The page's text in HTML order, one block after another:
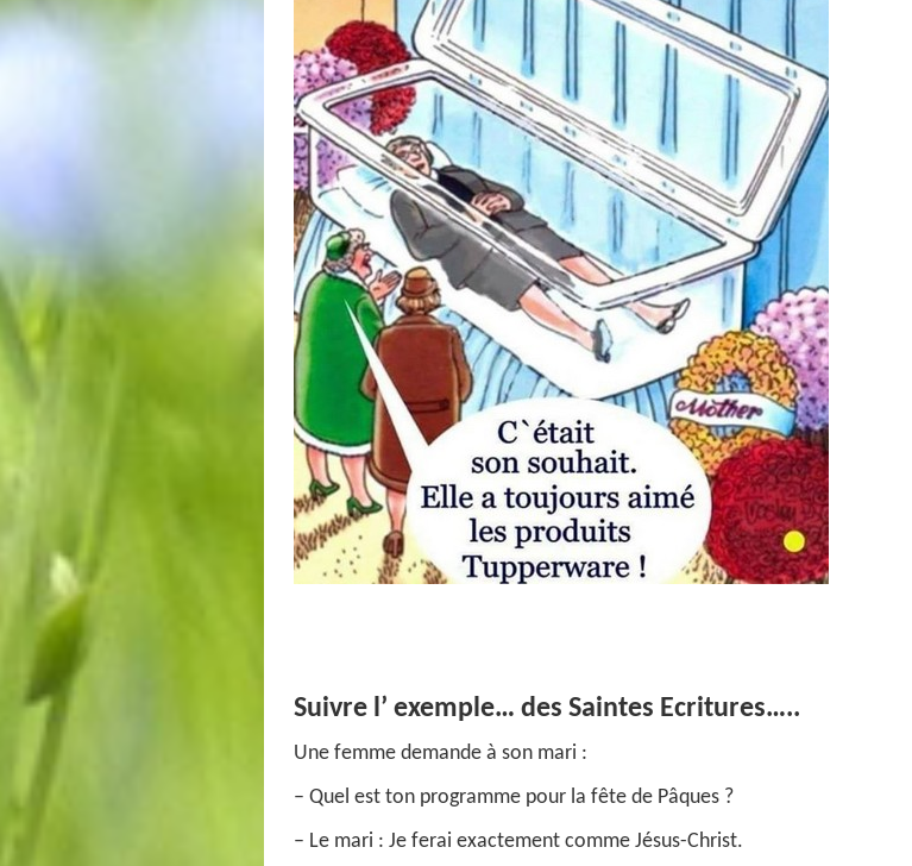
Suivre l’ exemple… des Saintes Ecritures…..
Une femme demande à son mari :
– Quel est ton programme pour la fête de Pâques ?
– Le mari : Je ferai exactement comme Jésus-Christ.